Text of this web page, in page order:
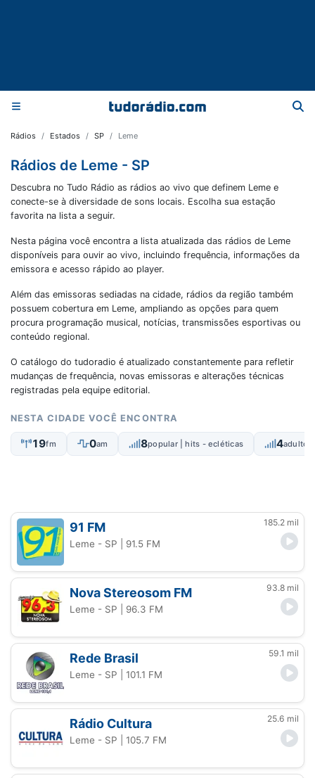
Rádios Estados SP Leme
Rádios de Leme - SP
Descubra no Tudo Rádio as rádios ao vivo que definem Leme e
conecte-se à diversidade de sons locais. Escolha sua estação
favorita na lista a seguir.
Nesta página você encontra a lista atualizada das rádios de Leme
disponíveis para ouvir ao vivo, incluindo frequência, informações da
emissora e acesso rápido ao player.
Além das emissoras sediadas na cidade, rádios da região também
possuem cobertura em Leme, ampliando as opções para quem
procura programação musical, notícias, transmissões esportivas ou
conteúdo regional.
O catálogo do tudoradio é atualizado constantemente para refletir
mudanças de frequência, novas emissoras e alterações técnicas
registradas pela equipe editorial.
NESTA CIDADE VOCÊ ENCONTRA
19fm 0am 8popular | hits - ecléticas 4adulto
91 FM 185.2 mil
Leme - SP | 91.5 FM
Nova Stereosom FM 93.8 mil
Leme - SP | 96.3 FM
Rede Brasil 59.1 mil
Leme - SP | 101.1 FM
Rádio Cultura 25.6 mil
Leme - SP | 105.7 FM